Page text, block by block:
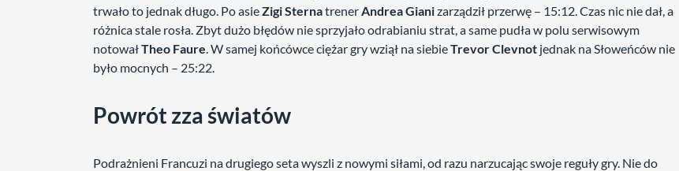
trwało to jednak długo. Po asieZigi SternatrenerAndrea Gianizarządził przerwę – 15:12. Czas nic nie dał, a
różnica stale rosła. Zbyt dużo błędów nie sprzyjało odrabianiu strat, a same pudła w polu serwisowym
notowałTheo Faure. W samej końcówce ciężar gry wziął na siebieTrevor Clevnot jednak na Słoweńców nie
było mocnych – 25:22.
Powrót zza światów
Podrażnieni Francuzi na drugiego seta wyszli z nowymi siłami, od razu narzucając swoje reguły gry. Nie do